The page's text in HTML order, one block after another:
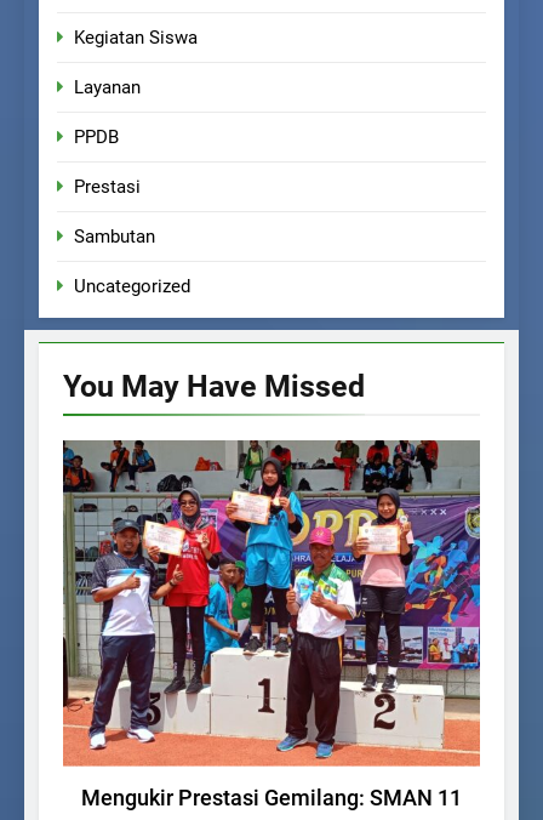
Kegiatan Siswa
Layanan
PPDB
Prestasi
Sambutan
Uncategorized
You May Have Missed
PRESTASI
Mengukir Prestasi Gemilang: SMAN 11